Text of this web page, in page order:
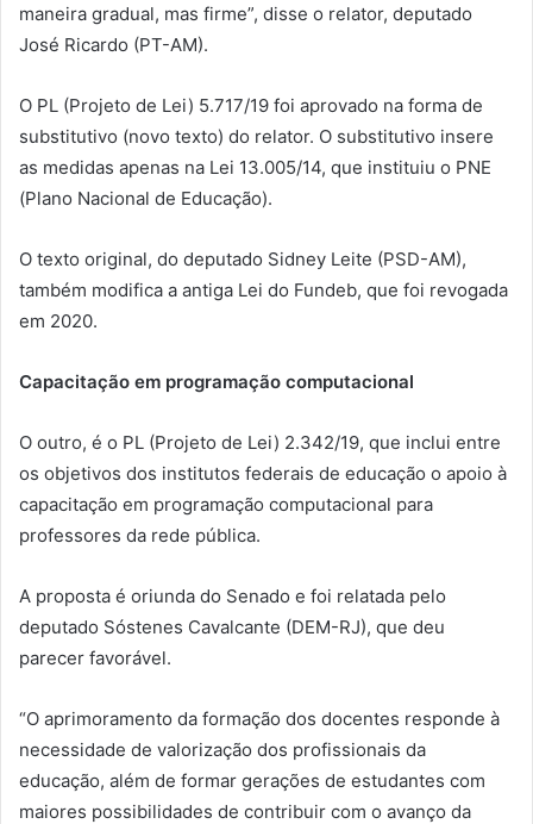
maneira gradual, mas firme”, disse o relator, deputado
José Ricardo (PT-AM).
O PL (Projeto de Lei) 5.717/19 foi aprovado na forma de
substitutivo (novo texto) do relator. O substitutivo insere
as medidas apenas na Lei 13.005/14, que instituiu o PNE
(Plano Nacional de Educação).
O texto original, do deputado Sidney Leite (PSD-AM),
também modifica a antiga Lei do Fundeb, que foi revogada
em 2020.
Capacitação em programação computacional
O outro, é o PL (Projeto de Lei) 2.342/19, que inclui entre
os objetivos dos institutos federais de educação o apoio à
capacitação em programação computacional para
professores da rede pública.
A proposta é oriunda do Senado e foi relatada pelo
deputado Sóstenes Cavalcante (DEM-RJ), que deu
parecer favorável.
“O aprimoramento da formação dos docentes responde à
necessidade de valorização dos profissionais da
educação, além de formar gerações de estudantes com
maiores possibilidades de contribuir com o avanço da